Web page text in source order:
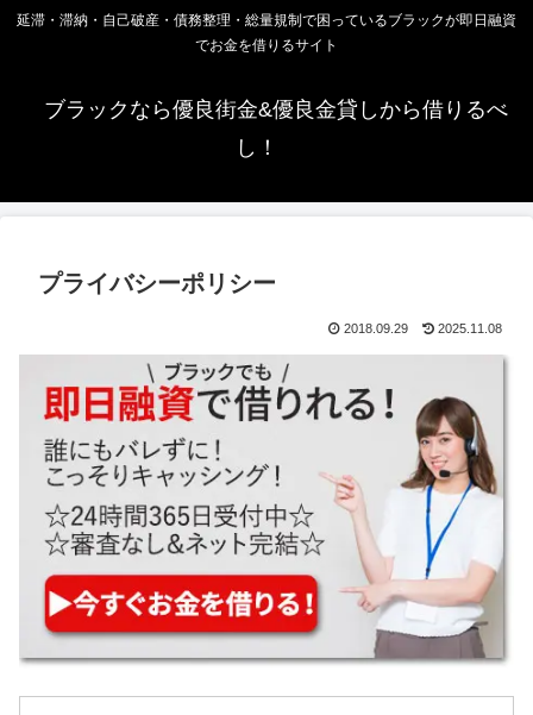
延滞・滞納・自己破産・債務整理・総量規制で困っているブラックが即日融資
でお金を借りるサイト
ブラックなら優良街金&優良金貸しから借りるべ
し！
プライバシーポリシー
2018.09.29 2025.11.08